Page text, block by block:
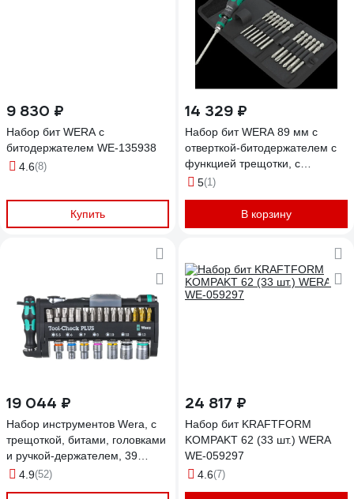
9 830 ₽
Набор бит WERA с
битодержателем WE-135938
4.6(8)
Купить
14 329 ₽
Набор бит WERA 89 мм с
отверткой-битодержателем с
функцией трещотки, с
патроном Rapidaptor, 15
5(1)
В корзину
19 044 ₽
Набор инструментов Wera, с
трещоткой, битами, головками
и ручкой-держателем, 39
предметов, WE-056490
4.9(52)
24 817 ₽
Набор бит KRAFTFORM
KOMPAKT 62 (33 шт.) WERA
WE-059297
4.6(7)